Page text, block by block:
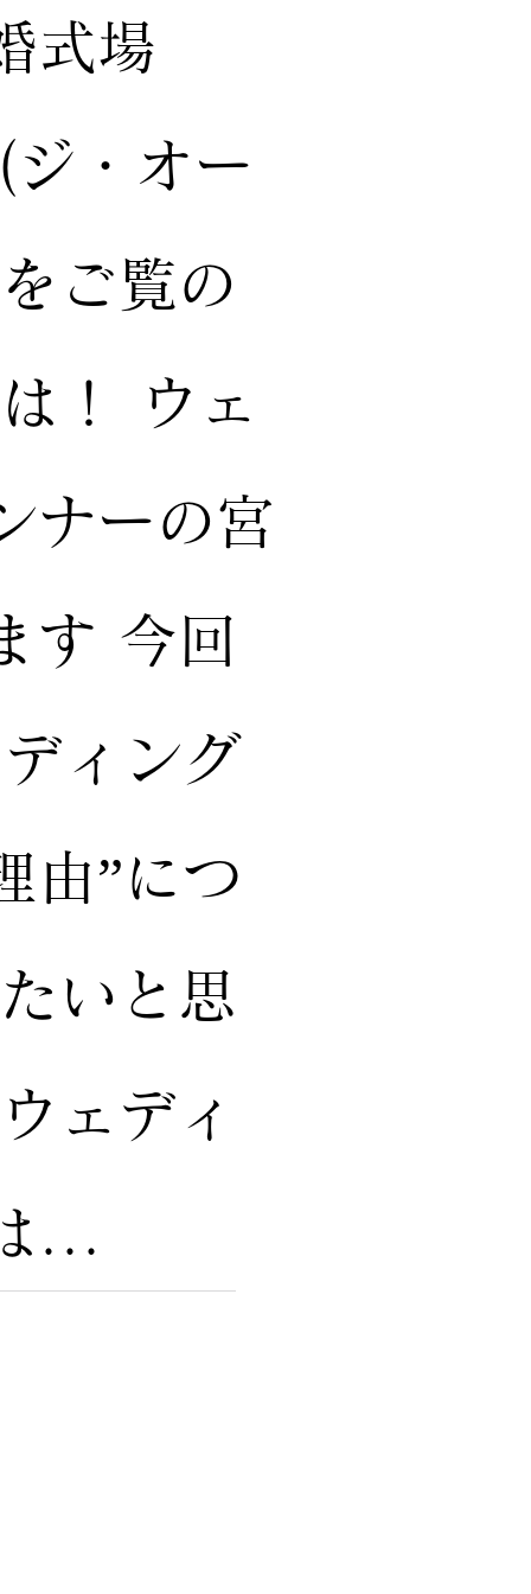
式場
・オー
ご覧の
！ ウェ
ナーの宮
す 今回
ィング
由”につ
いと思
ェディ
...